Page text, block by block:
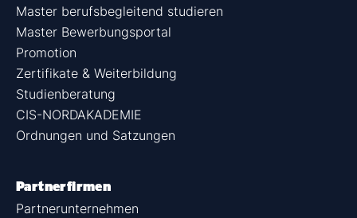
Master berufsbegleitend studieren
Master Bewerbungsportal
Promotion
Zertifikate & Weiterbildung
Studienberatung
CIS-NORDAKADEMIE
Ordnungen und Satzungen
Partnerfirmen
Partnerunternehmen